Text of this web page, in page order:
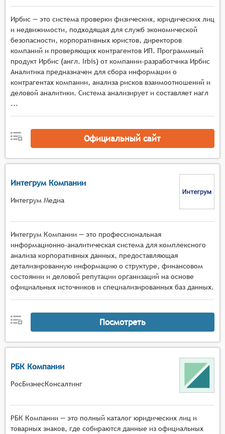
информированные решения о выборе
предприятий для сотрудничества.
Обновление данных: системы должны
обеспечивать регулярное обновление данных о
предприятиях, чтобы информация была
актуальной и точной. Это важно для
поддержания достоверности и полезности базы
данных.
Ирбис — это система проверки физических, юридических лиц
и недвижимости, подходящая для служб экономической
безопасности, корпоративных юристов, директоров
компаний и проверяющих контрагентов ИП. Программный
продукт Ирбис (англ. Irbis) от компании-разработчика Ирбис
Аналитика предназначен для сбора информации о
контрагентах компании, анализа рисков взаимоотношений и
деловой аналитики. Система анализирует и составляет нагл
...
Официальный сайт
Интегрум Компании
Интегрум Медиа
Интегрум Компании — это профессиональная
информационно-аналитическая система для комплексного
анализа корпоративных данных, предоставляющая
детализированную информацию о структуре, финансовом
состоянии и деловой репутации организаций на основе
официальных источников и специализированных баз данных.
Посмотреть
РБК Компании
РосБизнесКонсалтинг
РБК Компании — это полный каталог юридических лиц и
товарных знаков, где собираются данные из официальных